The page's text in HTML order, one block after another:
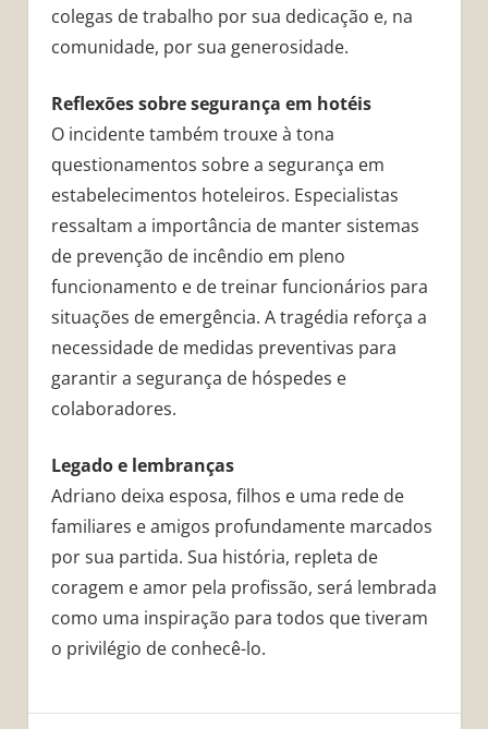
colegas de trabalho por sua dedicação e, na
comunidade, por sua generosidade.
Reflexões sobre segurança em hotéis
O incidente também trouxe à tona
questionamentos sobre a segurança em
estabelecimentos hoteleiros. Especialistas
ressaltam a importância de manter sistemas
de prevenção de incêndio em pleno
funcionamento e de treinar funcionários para
situações de emergência. A tragédia reforça a
necessidade de medidas preventivas para
garantir a segurança de hóspedes e
colaboradores.
Legado e lembranças
Adriano deixa esposa, filhos e uma rede de
familiares e amigos profundamente marcados
por sua partida. Sua história, repleta de
coragem e amor pela profissão, será lembrada
como uma inspiração para todos que tiveram
o privilégio de conhecê-lo.